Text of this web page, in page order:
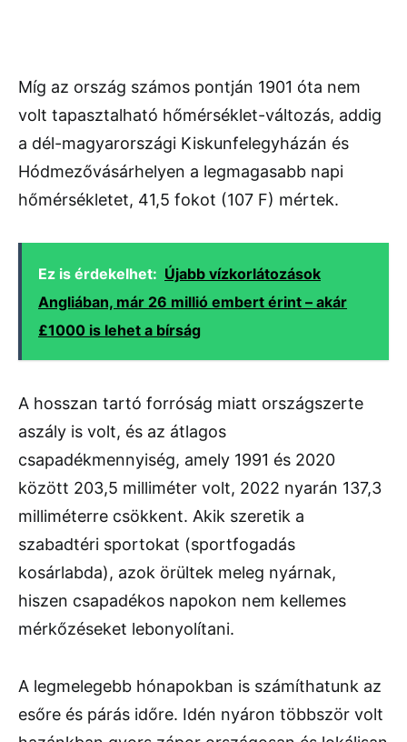
Míg az ország számos pontján 1901 óta nem
volt tapasztalható hőmérséklet-változás, addig
a dél-magyarországi Kiskunfelegyházán és
Hódmezővásárhelyen a legmagasabb napi
hőmérsékletet, 41,5 fokot (107 F) mértek.
Ez is érdekelhet: Újabb vízkorlátozások
Angliában, már 26 millió embert érint – akár
£1000 is lehet a bírság
A hosszan tartó forróság miatt országszerte
aszály is volt, és az átlagos
csapadékmennyiség, amely 1991 és 2020
között 203,5 milliméter volt, 2022 nyarán 137,3
milliméterre csökkent. Akik szeretik a
szabadtéri sportokat (sportfogadás
kosárlabda), azok örültek meleg nyárnak,
hiszen csapadékos napokon nem kellemes
mérkőzéseket lebonyolítani.
A legmelegebb hónapokban is számíthatunk az
esőre és párás időre. Idén nyáron többször volt